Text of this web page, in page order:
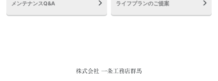
メンテナンスQ&A ライフプランのご提案
株式会社 一条工務店群馬